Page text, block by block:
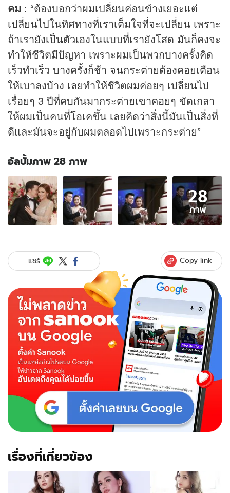
คม : “ต้องบอกว่าผมเปลี่ยนค่อนข้างเยอะแต่
เปลี่ยนไปในทิศทางที่เราเต็มใจที่จะเปลี่ยน เพราะ
ถ้าเรายังเป็นตัวเองในแบบที่เรายังโสด มันก็คงจะ
ทำให้ชีวิตมีปัญหา เพราะผมเป็นพวกบางครั้งคิด
เร็วทำเร็ว บางครั้งก็ช้า จนกระต่ายต้องคอยเตือน
ให้เบาลงบ้าง เลยทำให้ชีวิตผมค่อยๆ เปลี่ยนไป
เรื่อยๆ 3 ปีที่คบกันมากระต่ายเขาคอยๆ ขัดเกลา
ให้ผมเป็นคนที่โอเคขึ้น เลยคิดว่าสิ่งนี้มันเป็นสิ่งที่
ดีและมันจะอยู่กับผมตลอดไปเพราะกระต่าย”
อัลบั้มภาพ 28 ภาพ
อัลบั้ม
ภาพ
28
ภาพ
ของ
แม็ก
ซิม"
หวาน
ใจ
ธุรกิจ
วิวาห์
แมน
28
ภาพ
แชร์ Copy link
เรื่องที่เกี่ยวข้อง